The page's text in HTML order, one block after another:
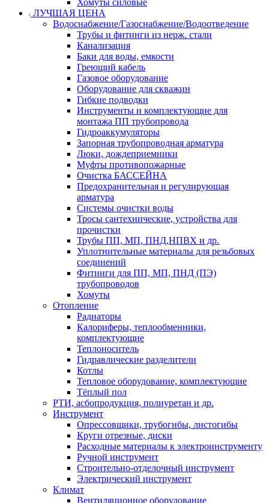
Хомуты силовые
ЛУЧШАЯ ЦЕНА
Водоснабжение/Газоснабжение/Водоотведение
Трубы и фитинги из нерж. стали
Канализация
Баки для воды, емкости
Греющий кабель
Газовое оборудование
Оборудование для скважин
Гибкие подводки
Инструменты и комплектующие для
монтажа ПП трубопровода
Гидроаккумуляторы
Запорная трубопроводная арматура
Люки, дождеприемники
Муфты противопожарные
Очистка БАССЕЙНА
Предохранительная и регулирующая
арматура
Системы очистки воды
Тросы сантехнические, устройства для
прочистки
Трубы ПП, МП, ПНД,НПВХ и др.
Уплотнительные материалы для резьбовых
соединений
Фитинги для ПП, МП, ПНД (ПЭ)
трубопроводов
Хомуты
Отопление
Радиаторы
Калориферы, теплообменники,
комплектующие
Теплоноситель
Гидравлические разделители
Котлы
Тепловое оборудование, комплектующие
Тёплый пол
РТИ, асбопродукция, полиуретан и др.
Инструмент
Опрессовщики, трубогибы, листогибы
Круги отрезные, диски
Расходные материалы к электроинструменту
Ручной инструмент
Строительно-отделочный инструмент
Электрический инструмент
Климат
Вентиляционное оборудование